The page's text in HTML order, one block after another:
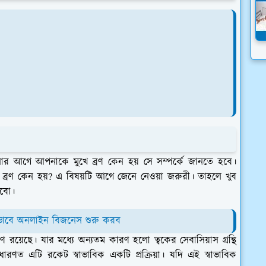
আগে আপনাকে মুখে ব্রণ কেন হয় সে সম্পর্কে জানতে হবে।
কেন হয়? এ বিষয়টি আগে জেনে নেওয়া জরুরী। তাহলে খুব
অনলাইন বিজনেস শুরু করব
যার মধ্যে অন্যতম কারণ হলো ত্বকের সেবাসিয়াস গ্রন্থি
এটি রকেট স্বাভাবিক একটি প্রক্রিয়া। যদি এই স্বাভাবিক